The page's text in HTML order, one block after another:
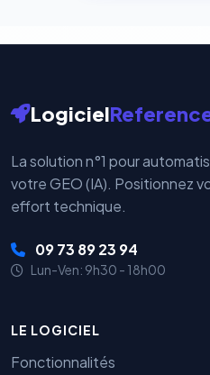
Logiciel
La solution n°1 pour
votre GEO (IA). Positionnez
effort technique.
09 73 89 23 94
Lun-Ven: 9h30 - 18h00
LE LOGICIEL
Fonctionnalités